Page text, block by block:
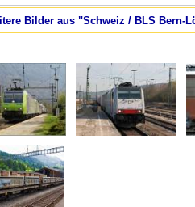
Bilder aus "Schweiz / BLS Bern-